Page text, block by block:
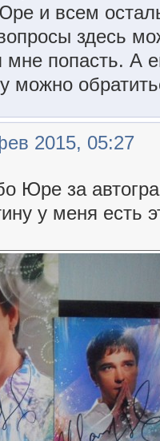
и всем
здесь
мне попасть. А
можно
2015, 05:27
Юре за
у меня есть